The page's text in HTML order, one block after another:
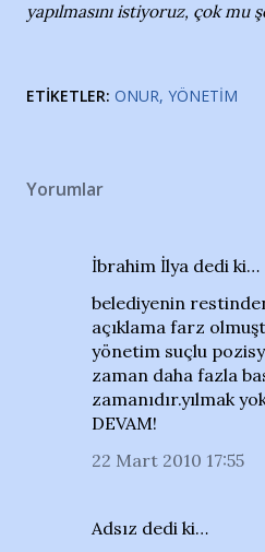
yapılmasını istiyoruz, çok mu
ETIKETLER: ONUR YÖNETIM
Yorumlar
İbrahim İlya dedi ki…
belediyenin
açıklama farz
yönetim suçlu
zaman daha fazla
zamanıdır.yılmak
DEVAM!
22 Mart 2010 17:55
Adsız dedi ki…